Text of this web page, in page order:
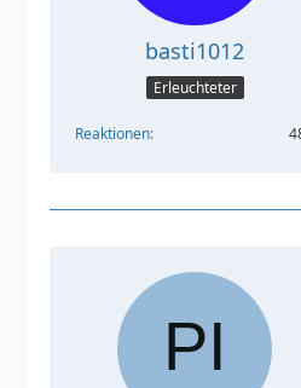
basti1012
Erleuchteter
Reaktionen